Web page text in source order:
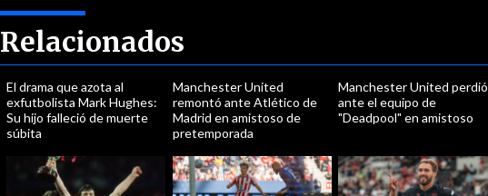
Relacionados
El drama que azota al
exfutbolista Mark Hughes:
Su hijo falleció de muerte
súbita
Manchester United
remontó ante Atlético de
Madrid en amistoso de
pretemporada
Manchester United perdió
ante el equipo de
"Deadpool" en amistoso